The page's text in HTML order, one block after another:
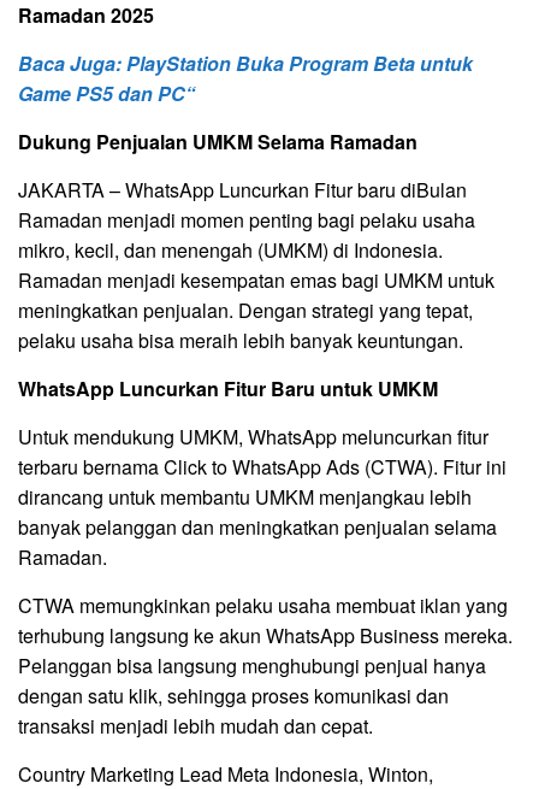
Ramadan 2025
Baca Juga: PlayStation Buka Program Beta untuk
Game PS5 dan PC“
Dukung Penjualan UMKM Selama Ramadan
JAKARTA – WhatsApp Luncurkan Fitur baru diBulan
Ramadan menjadi momen penting bagi pelaku usaha
mikro, kecil, dan menengah (UMKM) di Indonesia.
Ramadan menjadi kesempatan emas bagi UMKM untuk
meningkatkan penjualan. Dengan strategi yang tepat,
pelaku usaha bisa meraih lebih banyak keuntungan.
WhatsApp Luncurkan Fitur Baru untuk UMKM
Untuk mendukung UMKM, WhatsApp meluncurkan fitur
terbaru bernama Click to WhatsApp Ads (CTWA). Fitur ini
dirancang untuk membantu UMKM menjangkau lebih
banyak pelanggan dan meningkatkan penjualan selama
Ramadan.
CTWA memungkinkan pelaku usaha membuat iklan yang
terhubung langsung ke akun WhatsApp Business mereka.
Pelanggan bisa langsung menghubungi penjual hanya
dengan satu klik, sehingga proses komunikasi dan
transaksi menjadi lebih mudah dan cepat.
Country Marketing Lead Meta Indonesia, Winton,